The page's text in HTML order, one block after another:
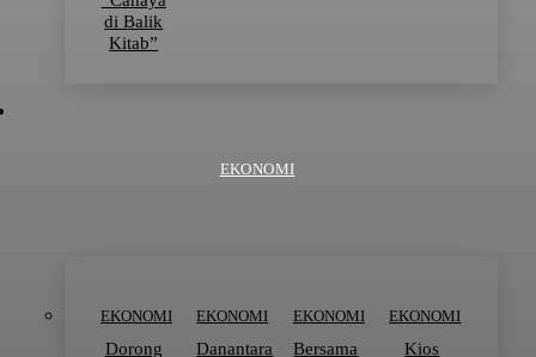
di Balik
Kitab”
EKONOMI
EKONOMI
Dorong
EKONOMI
Danantara
EKONOMI
Bersama
EKONOMI
Kios